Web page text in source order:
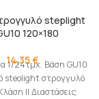
steplight
120×180
14,35€
1/24τμχ. Βάση GU10
steolight στρογγυλό
II Διαστάσεις